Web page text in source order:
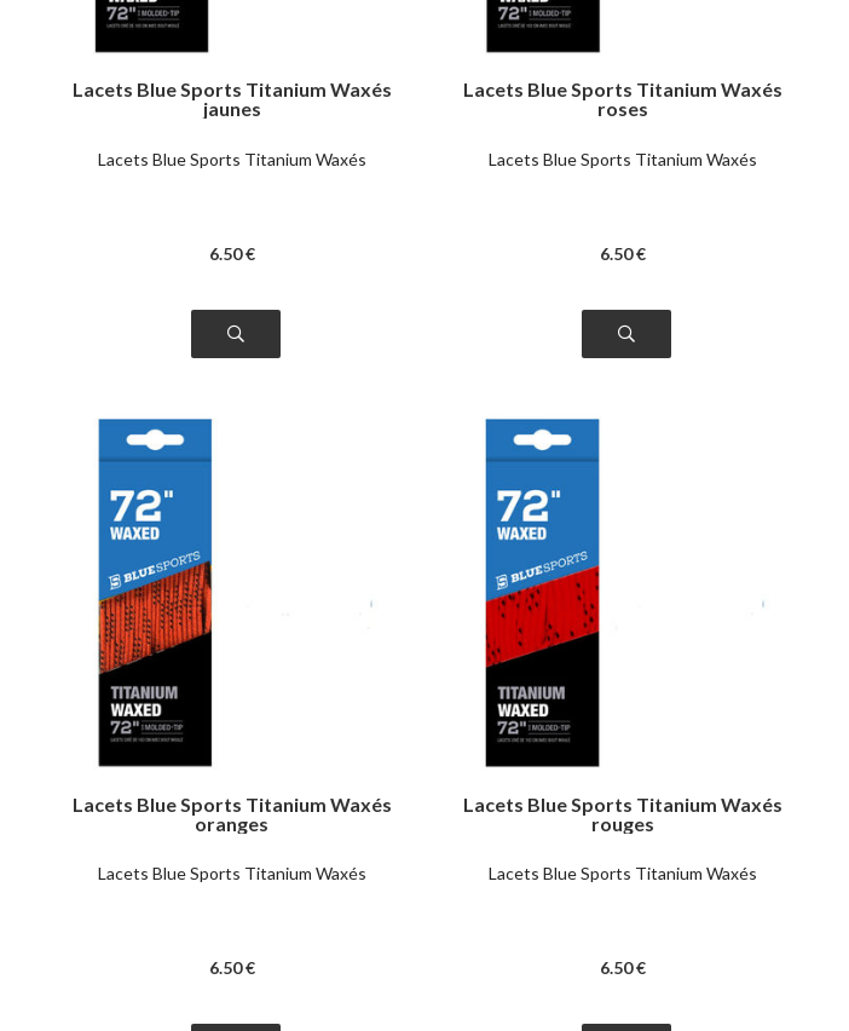
Lacets Blue Sports Titanium Waxés
jaunes
Lacets Blue Sports Titanium Waxés
6.50€
Lacets Blue Sports Titanium Waxés
roses
Lacets Blue Sports Titanium Waxés
6.50€
Lacets Blue Sports Titanium Waxés
oranges
Lacets Blue Sports Titanium Waxés
6.50€
Lacets Blue Sports Titanium Waxés
rouges
Lacets Blue Sports Titanium Waxés
6.50€